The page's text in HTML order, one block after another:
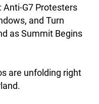
Anti-G7 Protesters
and Turn
as Summit Begins
are unfolding right